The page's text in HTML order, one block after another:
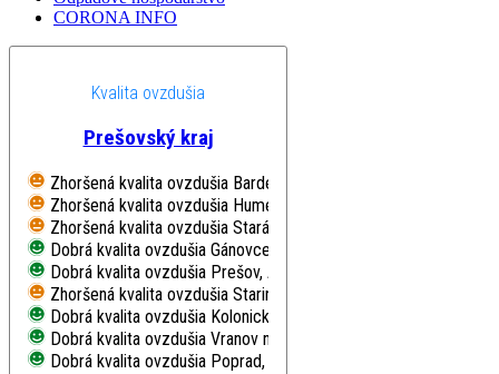
CORONA INFO
Kvalita ovzdušia
Prešovský kraj
Zhoršená kvalita ovzdušia Bardejov, Pod Vinbargom
Zhoršená kvalita ovzdušia Humenné, Nám. Slobody
Zhoršená kvalita ovzdušia Stará Lesná, AÚ SAV, EMEP
Dobrá kvalita ovzdušia Gánovce, Meteo. st.
Dobrá kvalita ovzdušia Prešov, Arm. gen. L. Svobodu
Zhoršená kvalita ovzdušia Starina, Vodná nádrž, EMEP
Dobrá kvalita ovzdušia Kolonické sedlo, Hvezdáreň
Dobrá kvalita ovzdušia Vranov nad Topľou, M. R. Štefánika
Dobrá kvalita ovzdušia Poprad, Železničná